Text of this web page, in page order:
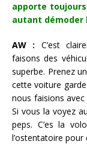
apporte
autant démoder
AW : C’est
faisons des
superbe. Prenez
cette voiture
nous faisions
Si vous la voyez
peps. C’es la
l’ostentatoire